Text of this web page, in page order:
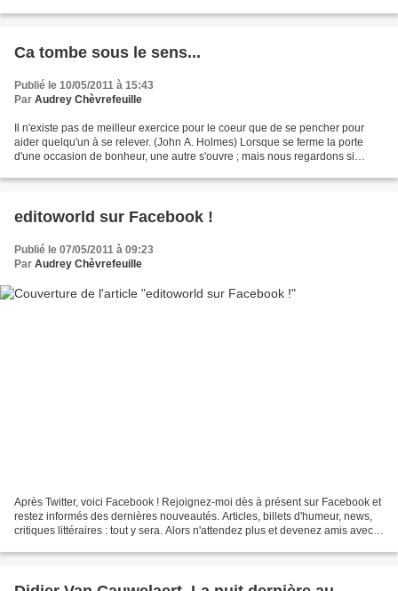
Ca tombe sous le sens...
Publié le 10/05/2011 à 15:43
Par Audrey Chèvrefeuille
Il n'existe pas de meilleur exercice pour le coeur que de se pencher pour
aider quelqu'un à se relever. (John A. Holmes) Lorsque se ferme la porte
d'une occasion de bonheur, une autre s'ouvre ; mais nous regardons si
editoworld sur Facebook !
Publié le 07/05/2011 à 09:23
Par Audrey Chèvrefeuille
Après Twitter, voici Facebook ! Rejoignez-moi dès à présent sur Facebook et
restez informés des dernières nouveautés. Articles, billets d'humeur, news,
critiques littéraires : tout y sera. Alors n'attendez plus et devenez amis avec